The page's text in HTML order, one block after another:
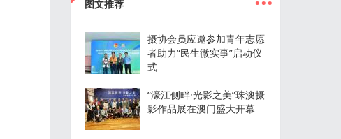
图文推荐
摄协会员应邀参加青年志愿
者助力“民生微实事”启动仪
式
“濠江侧畔·光影之美”珠澳摄
影作品展在澳门盛大开幕